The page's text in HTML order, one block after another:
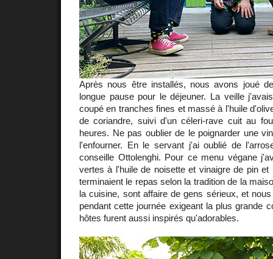
Après nous être installés, nous avons joué
longue pause pour le déjeuner. La veille
coupé en tranches fines et massé à l'huile
de coriandre, suivi d'un céleri-rave cuit au
heures. Ne pas oublier de le poignarder une
l'enfourner. En le servant j'ai oublié de
conseille Ottolenghi. Pour ce menu végane
vertes à l'huile de noisette et vinaigre de pin
terminaient le repas selon la tradition de la
la cuisine, sont affaire de gens sérieux, et
pendant cette journée exigeant la plus grande
hôtes furent aussi inspirés qu'adorables.